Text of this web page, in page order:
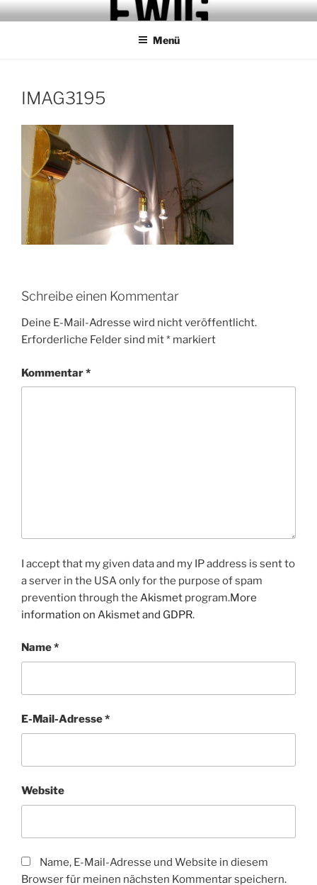
Zum
InhaltMAISON EWIG.
STUDIO.REFUGIO.BAR
Menü
IMAG3195
Schreibe einen Kommentar
Deine E-Mail-Adresse wird nicht veröffentlicht.
Erforderliche Felder sind mit* markiert
Kommentar*
I accept that my given data and my IP address is sent to
a server in the USA only for the purpose of spam
prevention through the Akismet program.More
information on Akismet and GDPR.
Name*
E-Mail-Adresse*
Website
Name, E-Mail-Adresse und Website in diesem
Browser für meinen nächsten Kommentar speichern.